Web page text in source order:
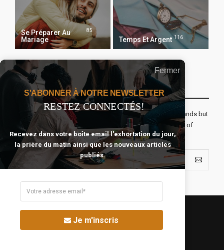
Se Préparer Au
Mariage
85
Temps Et Argent 116
Recevoir Notre Newsletter Chaque Matin
The real voyage of discovery consists not in seeking new lands but
seeing with new eyes. All journeys have secret destinations of
which the traveler is unaware.
Fermer
S'ABONNER À NOTRE NEWSLETTER
RESTEZ CONNECTÉS!
Recevez dans votre boîte email l'exhortation du jour,
la prière du matin ainsi que les nouveaux articles
publiés.
Je m'inscris